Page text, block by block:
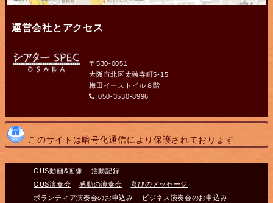
運営会社とアクセス
〒530-0051
大阪市北区太融寺町5-15
梅田イーストビル８階
050-3530-8996
このサイトは暗号化通信により保護されております
OUS動画&画像
活動記録
OUS演奏会
感動の演奏会
喜びのメッセージ
ボランティア演奏会のお申込み
ビジネス演奏会のお申込み